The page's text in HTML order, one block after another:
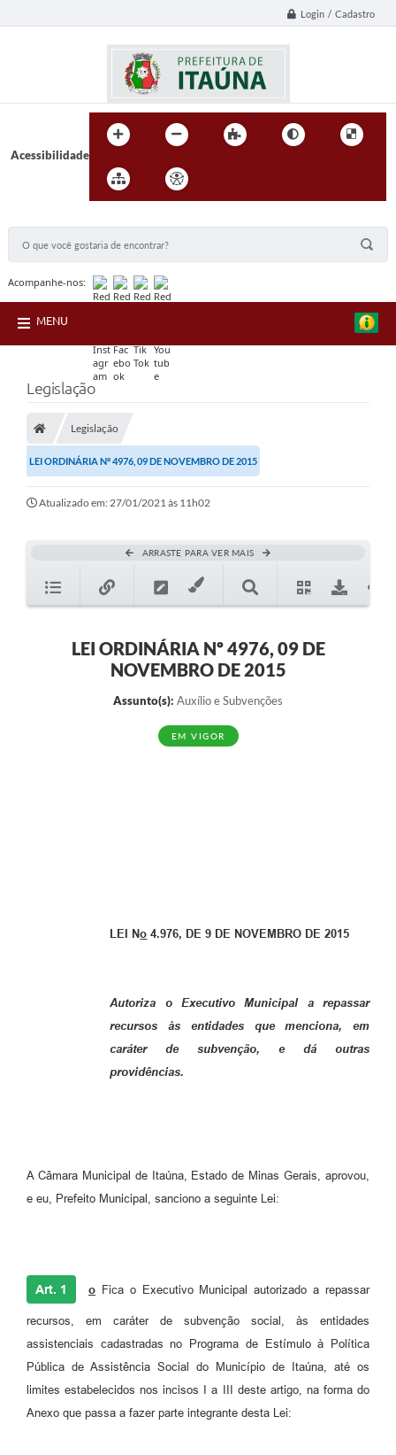
Login / Cadastro
Acessibilidade
Acompanhe-nos:
MENU
Legislação
Legislação
LEI ORDINÁRIA Nº 4976, 09 DE NOVEMBRO DE 2015
Atualizado em: 27/01/2021 às 11h02
ARRASTE PARA VER MAIS
LEI ORDINÁRIA Nº 4976, 09 DE
NOVEMBRO DE 2015
Assunto(s): Auxílio e Subvenções
EM VIGOR
LEI No 4.976, DE 9 DE NOVEMBRO DE 2015
Autoriza o Executivo Municipal a repassar
recursos às entidades que menciona, em
caráter de subvenção, e dá outras
providências.
A Câmara Municipal de Itaúna, Estado de Minas Gerais, aprovou,
e eu, Prefeito Municipal, sanciono a seguinte Lei:
Art. 1 o Fica o Executivo Municipal autorizado a repassar
recursos, em caráter de subvenção social, às entidades
assistenciais cadastradas no Programa de Estímulo à Política
Pública de Assistência Social do Município de Itaúna, até os
limites estabelecidos nos incisos I a III deste artigo, na forma do
Anexo que passa a fazer parte integrante desta Lei: